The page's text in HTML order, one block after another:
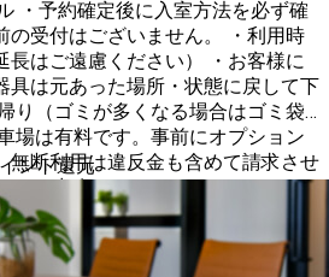
の受付はございません。 ・利用時
長はご遠慮ください） ・お客様に
具は元あった場所・状態に戻して下
り（ゴミが多くなる場合はゴミ袋
場は有料です。事前にオプション
無断利用は違反金も含めて請求させ
ムで占有できるスペースはスペー
リアのみになります（入口左奥の
フリージムは共有部分となってお
での譲り合いをお願いいたします。
ント還元